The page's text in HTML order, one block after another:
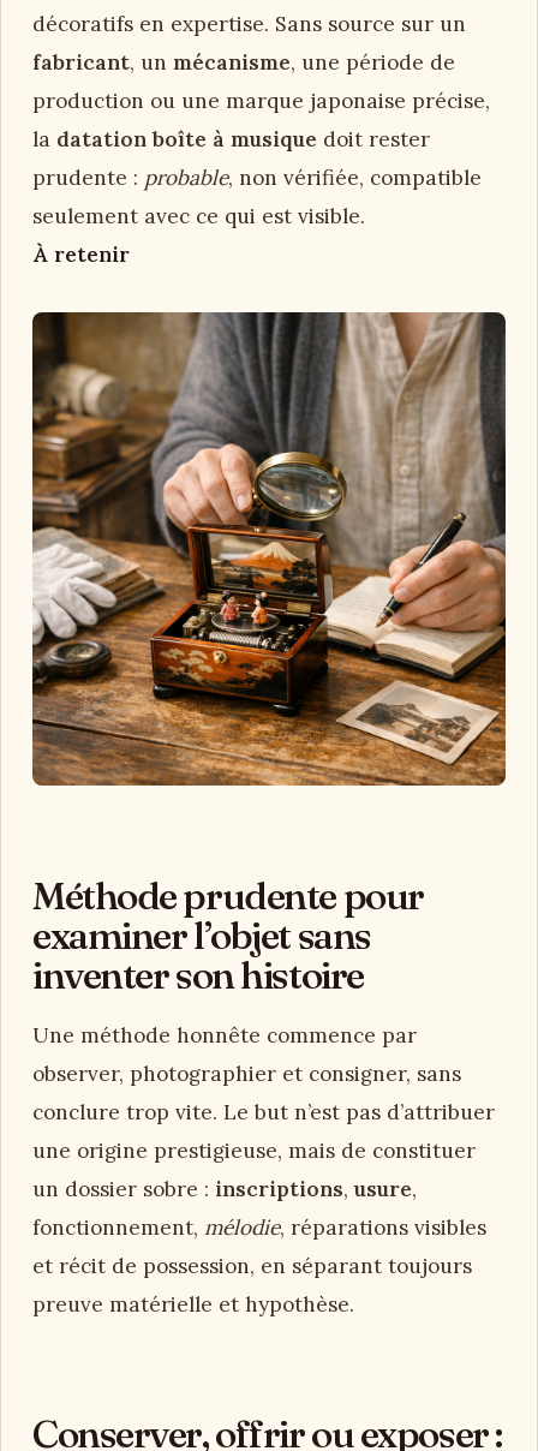
décoratifs en expertise. Sans source sur un
fabricant, un mécanisme, une période de
production ou une marque japonaise précise,
la datation boîte à musique doit rester
prudente : probable, non vérifiée, compatible
seulement avec ce qui est visible.
À retenir
Méthode prudente pour
examiner l’objet sans
inventer son histoire
Une méthode honnête commence par
observer, photographier et consigner, sans
conclure trop vite. Le but n’est pas d’attribuer
une origine prestigieuse, mais de constituer
un dossier sobre : inscriptions,usure,
fonctionnement, mélodie, réparations visibles
et récit de possession, en séparant toujours
preuve matérielle et hypothèse.
Conserver, offrir ou exposer :